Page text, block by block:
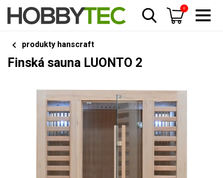
0
produkty hanscraft
Finská sauna LUONTO 2